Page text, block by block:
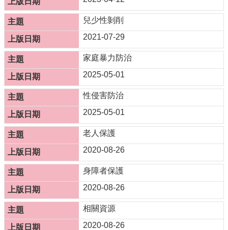
服
務
資
訊
公
開
附
屬
單
位
相
關
法
規
表
單
下
載
兒少性剝削
2021-07-29
家庭暴力防治
2025-05-01
性侵害防治
2025-05-01
老人保護
2020-08-26
身障者保護
2020-08-26
相關資源
2020-08-26